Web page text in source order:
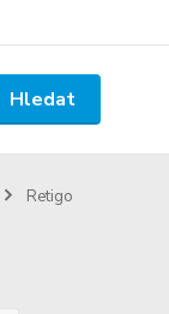
Hledat
Retigo